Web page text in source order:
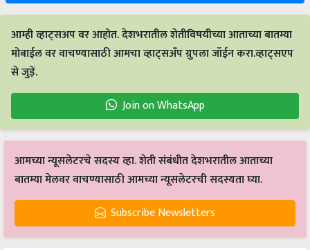
आम्ही व्हाट्सअप वर आहोत. देशभरातील शेतीविषयीच्या आताच्या बातम्या
मोबाईल वर वाचण्यासाठी आमचा व्हाट्सअँप ग्रुपला जॉईन करा.व्हाट्सएप
से जुड़ें.
Join on WhatsApp
आमच्या न्यूसलेटरचे सदस्य व्हा. शेती संबंधीत देशभरातील आताच्या
बातम्या मेलवर वाचण्यासाठी आमच्या न्यूसलेटरची सदस्यता घ्या.
Subscribe Newsletters